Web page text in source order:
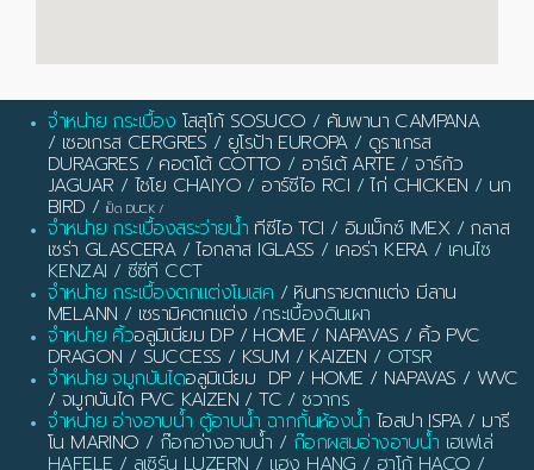
จำหน่าย กระเบื้อง โสสุโก้ SOSUCO / คัมพานา CAMPANA
/ เซอเกรส CERGRES / ยูโรป้า EUROPA/ ดูราเกรส
DURAGRES / คอตโต้ COTTO / อาร์เต้ ARTE /จาร์กัว
JAGUAR / ไชโย CHAIYO / อาร์ซีไอ RCI /ไก่ CHICKEN / นก
BIRD / เป็ด DUCK /
จำหน่าย กระเบื้องสระว่ายน้ำ ทีซีไอ TCI / อิมเม็กซ์ IMEX/ กลาส
เซร่า GLASCERA/ไอกลาส IGLASS / เคอร่า KERA/ เคนไซ
KENZAI / ซีซีที CCT
จำหน่าย กระเบื้องตกแต่งโมเสค / หินทรายตกแต่ง มีลาน
MELANN / เซรามิคตกแต่ง /กระเบื้องดินเผา
จำหน่าย คิ้วอลูมิเนียม DP / HOME / NAPAVAS / คิ้ว PVC
DRAGON / SUCCESS / KSUM / KAIZEN / OTSR
จำหน่าย จมูกบันไดอลูมิเนียม DP / HOME / NAPAVAS / WVC
/ จมูกบันได PVC KAIZEN / TC / ชวากร
จำหน่าย อ่างอาบน้ำ ตู้อาบน้ำ ฉากกั้นห้องน้ำ ไอสปา ISPA / มารี
โน MARINO / ก๊อกอ่างอาบน้ำ / ก๊อกผสมอ่างอาบน้ำ เฮเฟเล่
HAFELE / ลูเซิร์น LUZERN / แฮง HANG / ฮาโก้ HACO /